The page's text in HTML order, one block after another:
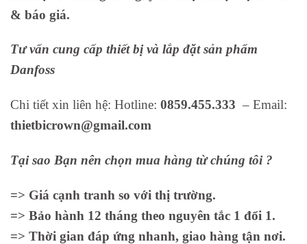
& báo giá.
Tư vấn cung cấp thiết bị và lắp đặt sản phẩm
Danfoss
Chi tiết xin liên hệ: Hotline: 0859.455.333 – Email:
thietbicrown@gmail.com
Tại sao Bạn nên chọn mua hàng từ chúng tôi ?
=> Giá cạnh tranh so với thị trường.
=> Bảo hành 12 tháng theo nguyên tắc 1 đổi 1.
=> Thời gian đáp ứng nhanh, giao hàng tận nơi.